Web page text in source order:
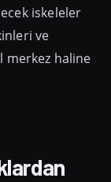
iskeleler
ve
merkez haline